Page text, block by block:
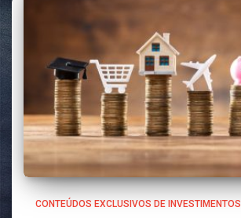
CONTEÚDOS EXCLUSIVOS DE INVESTIMENTOS